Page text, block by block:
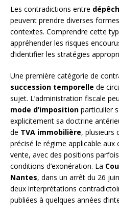
Les contradictions entre
peuvent prendre diverses
contextes. Comprendre cette
appréhender les risques
d’identifier les stratégies
Une première catégorie de
succession temporelle de
sujet. L’administration fiscale
mode d’imposition particulier
explicitement sa doctrine
de TVA immobilière, plusieurs
précisé le régime applicable
vente, avec des positions
conditions d’exonération. La
Nantes, dans un arrêt du 26
deux interprétations
publiées à quelques années